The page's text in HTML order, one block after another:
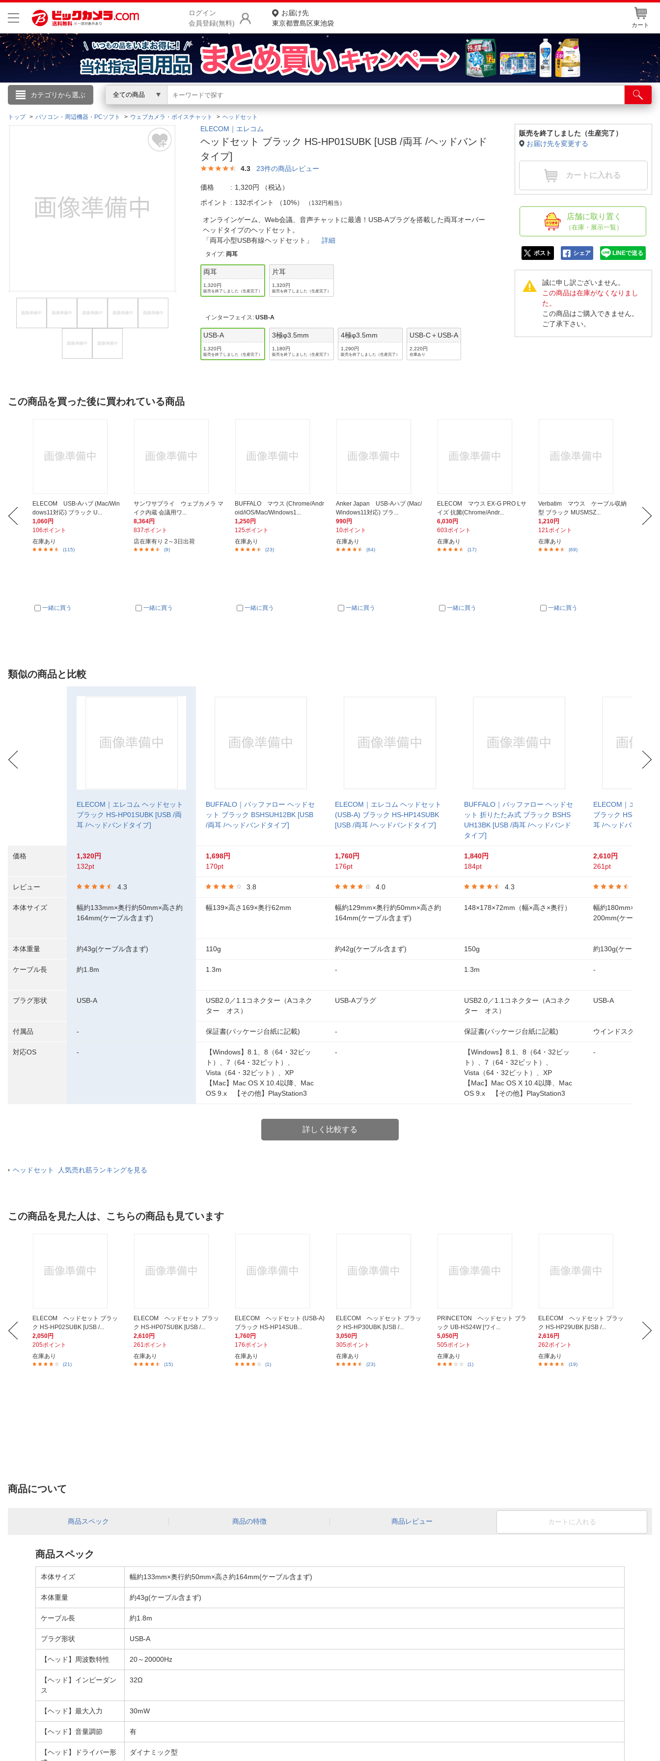
ログイン
会員登録(無料)
お届け先
東京都豊島区東池袋
カート
カテゴリから選ぶ 全ての商品
こんにちは
ログイン
閲覧履歴
商品をさがす
ランキングからさがす
カテゴリ一覧からさがす
お客様サポート
ご利用ガイド
よくある質問・お問合せ
ご利用規約
店舗サービス
ネット取り置き
店舗情報・店舗一覧
法人窓口
トップ パソコン・周辺機器・PCソフト ウェブカメラ・ボイスチャット ヘッドセット
ELECOM｜エレコム
ヘッドセット ブラック HS-HP01SUBK [USB /両耳 /ヘッドバンド
タイプ]
4.3 23件の商品レビュー
価格 1,320円
（税込）
ポイント
132ポイント （10%） （132円相当）
オンラインゲーム、Web会議、音声チャットに最適！USB-Aプラグを搭載した両耳オーバー
ヘッドタイプのヘッドセット。
「両耳小型USB有線ヘッドセット」詳細
タイプ: 両耳
両耳
1,320円
販売を終了しました（生産完了）
片耳
1,320円
販売を終了しました（生産完了）
インターフェイス:USB-A
USB-A
1,320円
販売を終了しました（生産完了）
3極φ3.5mm
1,180円
販売を終了しました（生産完了）
4極φ3.5mm
1,290円
販売を終了しました（生産完了）
USB-C＋USB-A
2,220円
在庫あり
販売を終了しました（生産完了）
お届け先を変更する
カートに入れる
店舗に取り置く
（在庫・展示一覧）
ポスト シェア LINEで送る
誠に申し訳ございません。
この商品は在庫がなくなりまし
た。
この商品はご購入できません。
ご了承下さい。
この商品を買った後に買われている商品
ELECOM USB-Aハブ (Mac/Win
dows11対応) ブラック U...
1,060円
106ポイント
在庫あり
(115)
一緒に買う
サンワサプライ ウェブカメラ マ
イク内蔵 会議用ワ...
8,364円
837ポイント
店在庫有り 2～3日出荷
(9)
一緒に買う
BUFFALO マウス (Chrome/Andr
oid/iOS/Mac/Windows1...
1,250円
125ポイント
在庫あり
(23)
一緒に買う
Anker Japan USB-Aハブ (Mac/
Windows11対応) ブラ...
990円
10ポイント
在庫あり
(64)
一緒に買う
ELECOM マウス EX-G PRO Lサ
イズ 抗菌(Chrome/Andr...
6,030円
603ポイント
在庫あり
(17)
一緒に買う
Verbatim マウス ケーブル収納
型 ブラック MUSMSZ...
1,210円
121ポイント
在庫あり
(69)
一緒に買う
カム
2,978円
類似の商品と比較
価格
レビュー
本体サイズ
本体重量
ケーブル長
プラグ形状
付属品
対応OS
ELECOM｜エレコム ヘッドセット
ブラック HS-HP01SUBK [USB /両
耳 /ヘッドバンドタイプ]
1,320円
132pt
4.3
幅約133mm×奥行約50mm×高さ約
164mm(ケーブル含まず)
約43g(ケーブル含まず)
約1.8m
USB-A
-
-
BUFFALO｜バッファロー ヘッドセ
ット ブラック BSHSUH12BK [USB
/両耳 /ヘッドバンドタイプ]
1,698円
170pt
3.8
幅139×高さ169×奥行62mm
110g
1.3m
USB2.0／1.1コネクター（Aコネク
ター オス）
保証書(パッケージ台紙に記載)
【Windows】8.1、8（64・32ビッ
ト）、7（64・32ビット）、
Vista（64・32ビット）、XP
【Mac】Mac OS X 10.4以降、Mac
OS 9.x 【その他】PlayStation3
ELECOM｜エレコム ヘッドセット
(USB-A) ブラック HS-HP14SUBK
[USB /両耳 /ヘッドバンドタイプ]
1,760円
176pt
4.0
幅約129mm×奥行約50mm×高さ約
164mm(ケーブル含まず)
約42g(ケーブル含まず)
-
USB-Aプラグ
-
-
BUFFALO｜バッファロー ヘッドセ
ット 折りたたみ式 ブラック BSHS
UH13BK [USB /両耳 /ヘッドバンド
タイプ]
1,840円
184pt
4.3
148×178×72mm（幅×高さ×奥行）
150g
1.3m
USB2.0／1.1コネクター（Aコネク
ター オス）
保証書(パッケージ台紙に記載)
【Windows】8.1、8（64・32ビッ
ト）、7（64・32ビット）、
Vista（64・32ビット）、XP
【Mac】Mac OS X 10.4以降、Mac
OS 9.x 【その他】PlayStation3
ELECOM｜エレコム
ブラック HS-
耳 /ヘッドバンドタ
2,610円
261pt
幅約180mm×奥行約
200mm(ケーブル含
約130g(ケーブル含
-
USB-A
ウインドスクリーン
-
詳しく比較する
ヘッドセット 人気売れ筋ランキングを見る
この商品を見た人は、こちらの商品も見ています
ELECOM ヘッドセット ブラッ
ク HS-HP02SUBK [USB /...
2,050円
205ポイント
在庫あり
(21)
ELECOM ヘッドセット ブラッ
ク HS-HP07SUBK [USB /...
2,610円
261ポイント
在庫あり
(15)
ELECOM ヘッドセット (USB-A)
ブラック HS-HP14SUB...
1,760円
176ポイント
在庫あり
(1)
ELECOM ヘッドセット ブラッ
ク HS-HP30UBK [USB /...
3,050円
305ポイント
在庫あり
(23)
PRINCETON ヘッドセット ブラ
ック UB-HS24W [ワイ...
5,050円
505ポイント
在庫あり
(1)
ELECOM ヘッドセット ブラッ
ク HS-HP29UBK [USB /...
2,616円
262ポイント
在庫あり
(19)
ク
2,220円
商品について
カートに入れる
商品スペック 商品の特徴 商品レビュー
商品スペック
本体サイズ 幅約133mm×奥行約50mm×高さ約164mm(ケーブル含まず)
本体重量 約43g(ケーブル含まず)
ケーブル長 約1.8m
プラグ形状 USB-A
【ヘッド】周波数特性 20～20000Hz
【ヘッド】インピーダン
ス
32Ω
【ヘッド】最大入力 30mW
【ヘッド】音量調節 有
【ヘッド】ドライバー形
ダイナミック型